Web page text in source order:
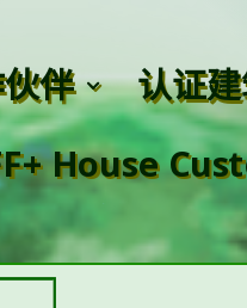
伴 认证
House